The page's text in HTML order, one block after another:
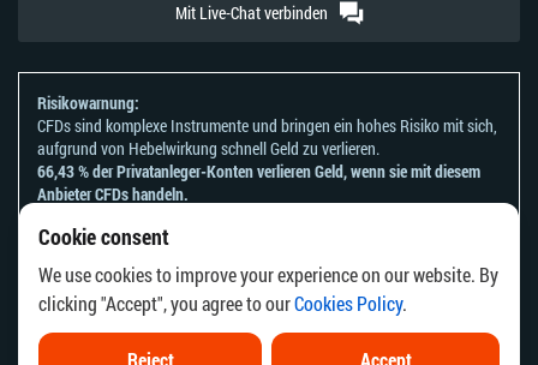
Cookie consent
We use cookies to improve your experience on our website. By
clicking "Accept", you agree to ourCookies Policy.
Reject Accept
Mit Live-Chat verbinden
Risikowarnung:
CFDs sind komplexe Instrumente und bringen ein hohes Risiko mit sich,
aufgrund von Hebelwirkung schnell Geld zu verlieren.
66,43 % der Privatanleger-Konten verlieren Geld, wenn sie mit diesem
Anbieter CFDs handeln.
ob Sie es sich leisten können, zu riskieren, Ihr Geld zu verlieren.
Bitte beachten Sie unsere
Risikoanerkennungen und Offenlegungen
Die Informationen auf dieser Website sind nicht für Personen bestimmt,
die in einem Land oder einer Rechtsordnung ansässig sind, in dem die
Verbreitung oder Nutzung dieser Informationen gegen die örtlichen
Gesetze oder Vorschriften verstoßen würde.